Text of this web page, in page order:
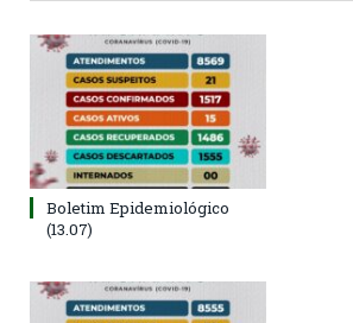
Boletim Epidemiológico
(13.07)